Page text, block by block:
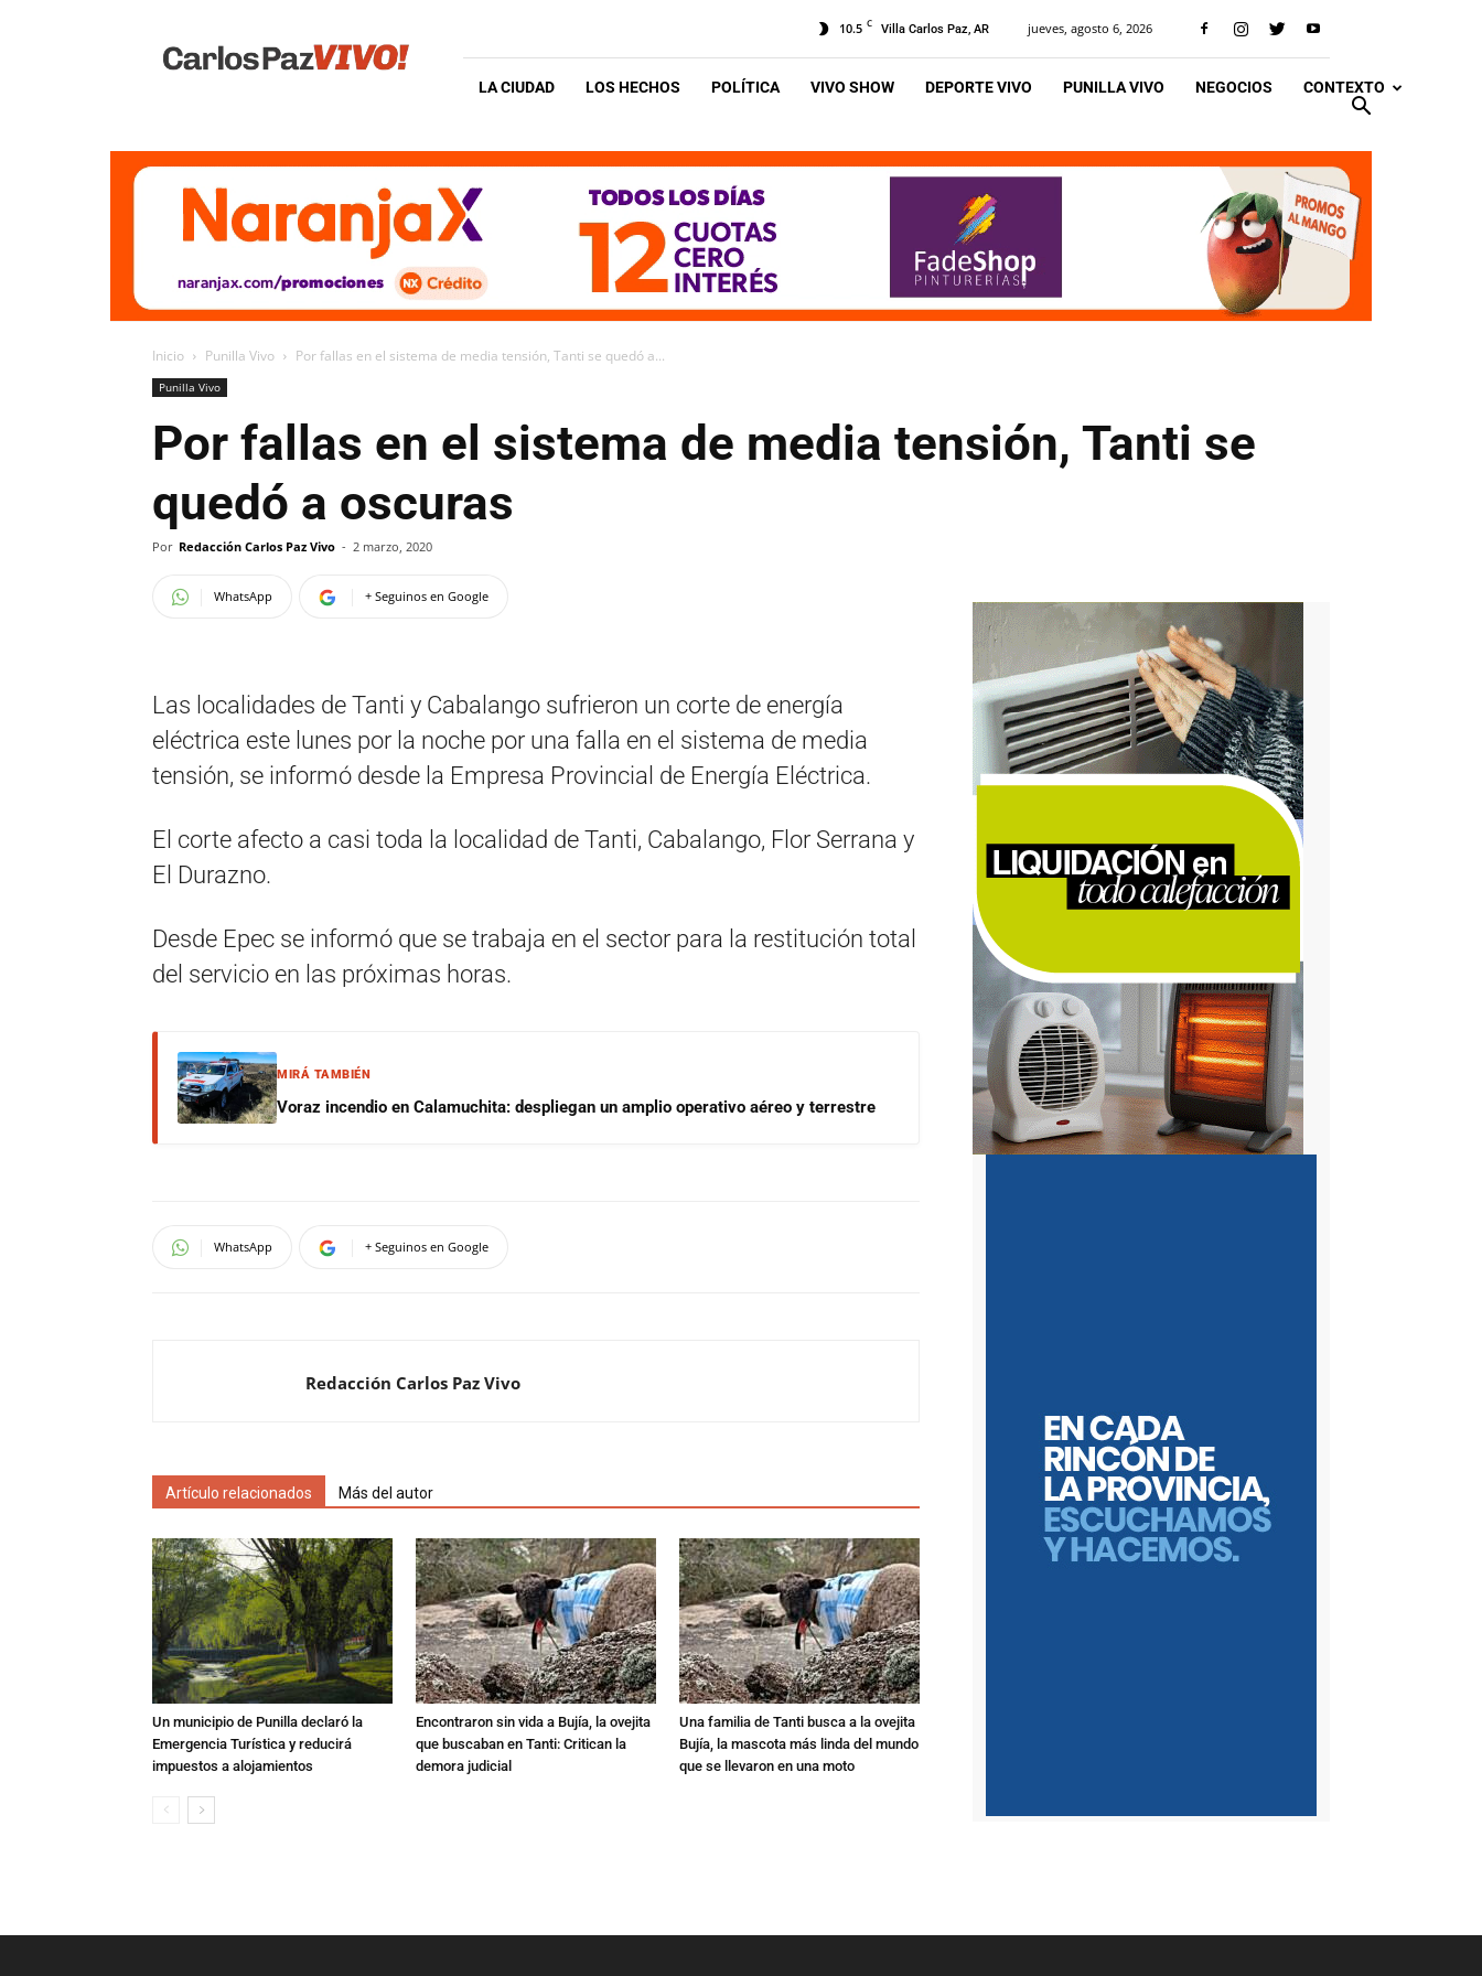
Vivo
10.5 C Villa Carlos Paz, AR jueves, agosto 6, 2026
LA CIUDAD LOS HECHOS POLÍTICA VIVO SHOW DEPORTE VIVO PUNILLA VIVO NEGOCIOS CONTEXTO
Inicio Punilla Vivo Por fallas en el sistema de media tensión, Tanti se quedó a...
Punilla Vivo
Por fallas en el sistema de media tensión, Tanti se
quedó a oscuras
Por Redacción Carlos Paz Vivo - 2 marzo, 2020
WhatsApp + Seguinos en Google
Las localidades de Tanti y Cabalango sufrieron un corte de energía
eléctrica este lunes por la noche por una falla en el sistema de media
tensión, se informó desde la Empresa Provincial de Energía Eléctrica.
El corte afecto a casi toda la localidad de Tanti, Cabalango, Flor Serrana y
El Durazno.
Desde Epec se informó que se trabaja en el sector para la restitución total
del servicio en las próximas horas.
MIRÁ TAMBIÉN
Voraz incendio en Calamuchita: despliegan un amplio operativo aéreo y terrestre
WhatsApp + Seguinos en Google
Redacción Carlos Paz Vivo
Artículo relacionados Más del autor
Un municipio de Punilla declaró la
Emergencia Turística y reducirá
impuestos a alojamientos
Encontraron sin vida a Bujía, la ovejita
que buscaban en Tanti: Critican la
demora judicial
Una familia de Tanti busca a la ovejita
Bujía, la mascota más linda del mundo
que se llevaron en una moto